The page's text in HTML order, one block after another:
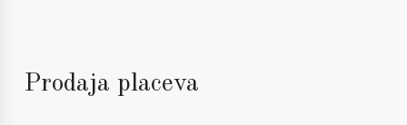
Prodaja placeva